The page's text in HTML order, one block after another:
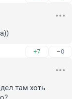
+7 –0
там хоть